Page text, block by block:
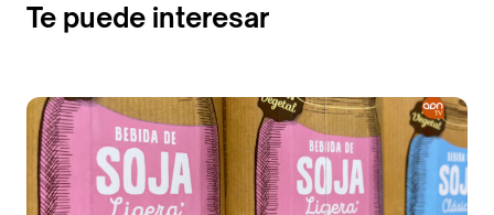
Te puede interesar